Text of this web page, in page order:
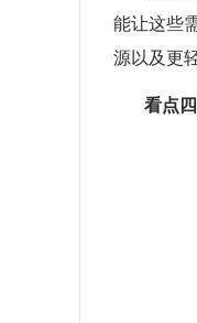
能让这些
源以及更
看点